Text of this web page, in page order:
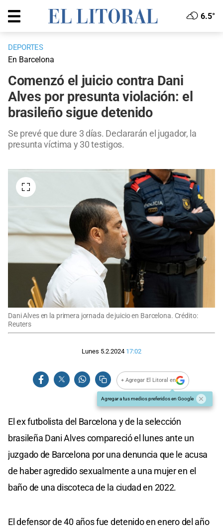
6.5°
DEPORTES
En Barcelona
Comenzó el juicio contra Dani
Alves por presunta violación: el
brasileño sigue detenido
Se prevé que dure 3 días. Declararán el jugador, la
presunta víctima y 30 testigos.
Dani Alves en la primera jornada de juicio en Barcelona. Crédito:
Reuters
Lunes 5.2.2024 17:02
+ Agregar El Litoral en
Agregar a tus medios preferidos en Google
El ex futbolista del Barcelona y de la selección
brasileña Dani Alves compareció el lunes ante un
juzgado de Barcelona por una denuncia que le acusa
de haber agredido sexualmente a una mujer en el
baño de una discoteca de la ciudad en 2022.
El defensor de 40 años fue detenido en enero del año